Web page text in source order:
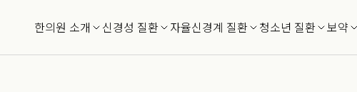
한의원 소개 신경성 질환 자율신경계 질환 청소년 질환 보약